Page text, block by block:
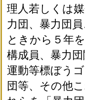
理人若しくは
力団、暴力団
ときから５年
構成員、暴力
運動等標ぼう
団等、その他